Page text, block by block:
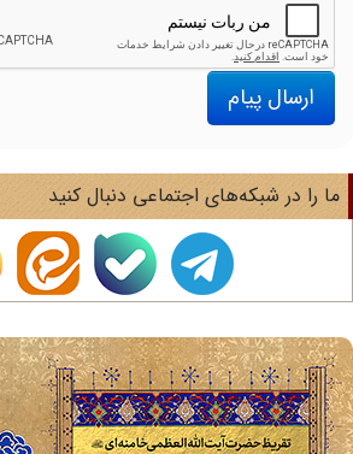
ارسال پیام
را در شبکه‌های اجتماعی دنبال کنید